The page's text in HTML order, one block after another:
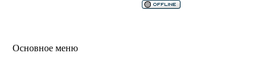
Основное меню